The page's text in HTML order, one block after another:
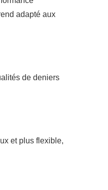
adapté aux
de deniers
et plus flexible,